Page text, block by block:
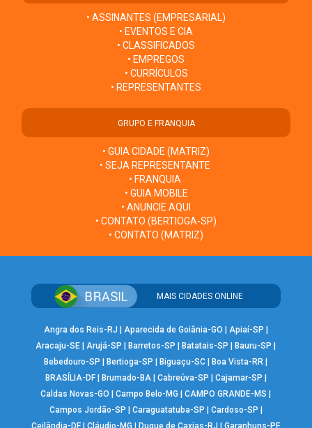
• ASSINANTES (EMPRESARIAL)
• EVENTOS E CIA
• CLASSIFICADOS
• EMPREGOS
• CURRÍCULOS
• REPRESENTANTES
GRUPO E FRANQUIA
• GUIA CIDADE (MATRIZ)
• SEJA REPRESENTANTE
• FRANQUIA
• GUIA MOBILE
• ANUNCIE AQUI
• CONTATO (BERTIOGA-SP)
• CONTATO (MATRIZ)
MAIS CIDADES ONLINE
Angra dos Reis-RJ | Aparecida de Goiânia-GO | Apiaí-SP |
Aracaju-SE | Arujá-SP |Barretos-SP |Batatais-SP |Bauru-SP |
Bebedouro-SP |Bertioga-SP |Biguaçu-SC |Boa Vista-RR |
BRASÍLIA-DF| Brumado-BA| Cabreúva-SP | Cajamar-SP |
Caldas Novas-GO |Campo Belo-MG |CAMPO GRANDE-MS |
Campos Jordão-SP | Caraguatatuba-SP | Cardoso-SP |
Ceilândia-DF| Cláudio-MG | Duque de Caxias-RJ | Garanhuns-PE